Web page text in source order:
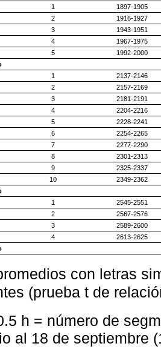
1
1897-1905
2
1916-1927
3
1943-1951
4
1967-1975
5
1992-2000
1
2137-2146
2
2157-2169
3
2181-2191
4
2204-2216
5
2228-2241
6
2254-2265
7
2277-2290
8
2301-2313
9
2325-2337
10
2349-2362
1
2545-2551
2
2567-2576
3
2589-2600
4
2613-2625
con letras
(prueba t de
h = número de
al 18 de septiembre